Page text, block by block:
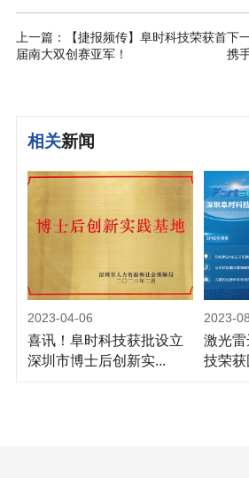
上一篇：【捷报频传】阜时科技荣获首
届南大双创赛亚军！
下
携
相关新闻
2023-04-06
喜讯！阜时科技获批设立
深圳市博士后创新实...
2023-
激光
技荣获